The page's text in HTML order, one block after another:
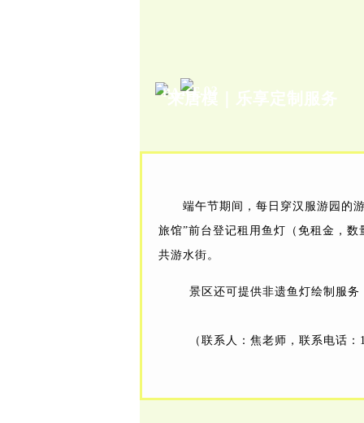
PART.02
来唐模｜ 乐享定制服务
端午节期间，每日穿汉服游园的
旅馆”前台登记租用鱼灯（免租金，
共游水街。
景区还可提供非遗鱼灯绘制服务
（联系人：焦老师，联系电话：